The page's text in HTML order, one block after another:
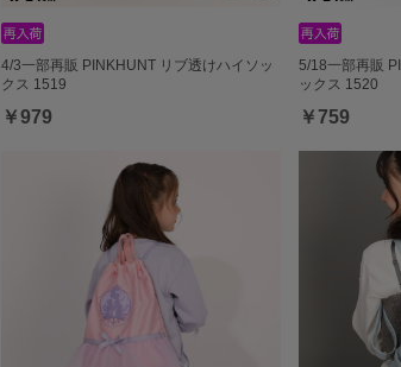
4/3一部再販 PINKHUNT リブ透けハイソッ
クス 1519
￥979
5/18一部再販
ックス 1520
￥759